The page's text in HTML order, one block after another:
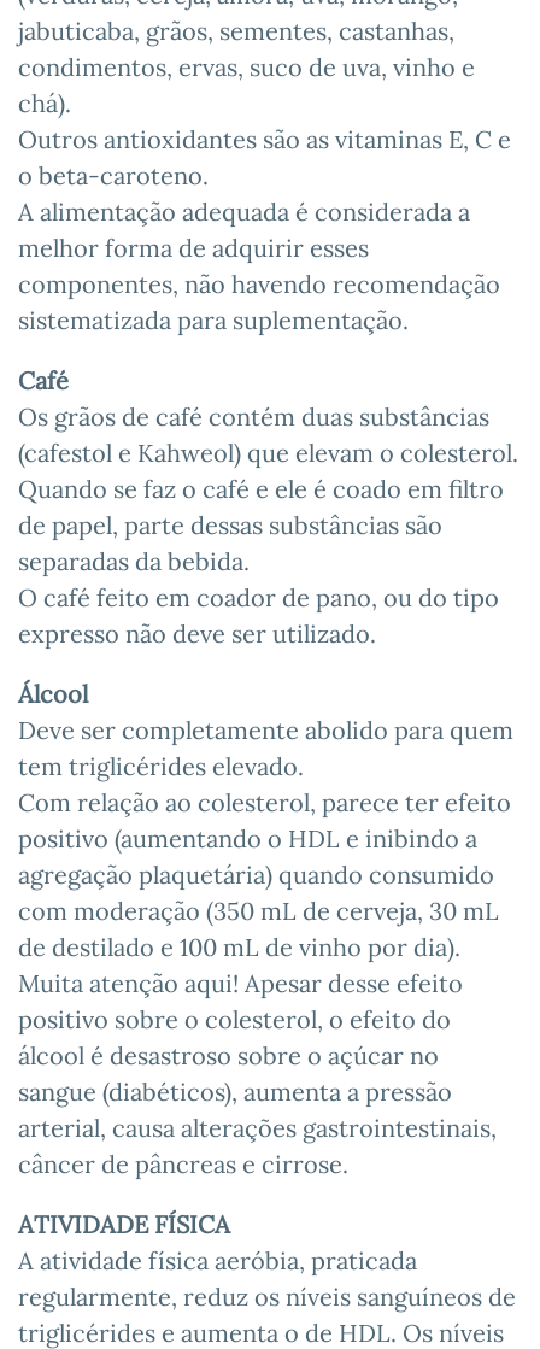
jabuticaba, grãos, sementes, castanhas,
condimentos, ervas, suco de uva, vinho e
chá).
Outros antioxidantes são as vitaminas E, C e
o beta-caroteno.
A alimentação adequada é considerada a
melhor forma de adquirir esses
componentes, não havendo recomendação
sistematizada para suplementação.
Café
Os grãos de café contém duas substâncias
(cafestol e Kahweol) que elevam o colesterol.
Quando se faz o café e ele é coado em filtro
de papel, parte dessas substâncias são
separadas da bebida.
O café feito em coador de pano, ou do tipo
expresso não deve ser utilizado.
Álcool
Deve ser completamente abolido para quem
tem triglicérides elevado.
Com relação ao colesterol, parece ter efeito
positivo (aumentando o HDL e inibindo a
agregação plaquetária) quando consumido
com moderação (350 mL de cerveja, 30 mL
de destilado e 100 mL de vinho por dia).
Muita atenção aqui! Apesar desse efeito
positivo sobre o colesterol, o efeito do
álcool é desastroso sobre o açúcar no
sangue (diabéticos), aumenta a pressão
arterial, causa alterações gastrointestinais,
câncer de pâncreas e cirrose.
ATIVIDADE FÍSICA
A atividade física aeróbia, praticada
regularmente, reduz os níveis sanguíneos de
triglicérides e aumenta o de HDL. Os níveis